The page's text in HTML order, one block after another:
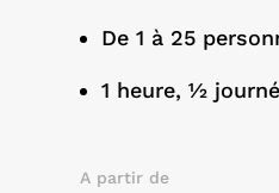
De 1 à 25
1 heure, ½
A partir de